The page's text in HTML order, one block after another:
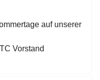
auf unserer
Vorstand